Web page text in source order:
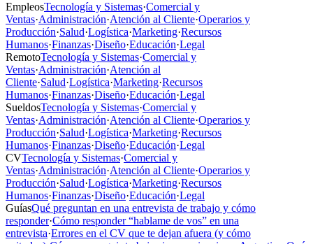
EmpleosTecnología y Sistemas·Comercial y
Ventas·Administración·Atención al Cliente·Operarios y
Producción·Salud·Logística·Marketing·Recursos
Humanos·Finanzas·Diseño·Educación·Legal
RemotoTecnología y Sistemas·Comercial y
Ventas·Administración·Atención al
Cliente·Salud·Logística·Marketing·Recursos
Humanos·Finanzas·Diseño·Educación·Legal
SueldosTecnología y Sistemas·Comercial y
Ventas·Administración·Atención al Cliente·Operarios y
Producción·Salud·Logística·Marketing·Recursos
Humanos·Finanzas·Diseño·Educación·Legal
CVTecnología y Sistemas·Comercial y
Ventas·Administración·Atención al Cliente·Operarios y
Producción·Salud·Logística·Marketing·Recursos
Humanos·Finanzas·Diseño·Educación·Legal
GuíasQué preguntan en una entrevista de trabajo y cómo
responder·Cómo responder “hablame de vos” en una
entrevista·Errores en el CV que te dejan afuera (y cómo